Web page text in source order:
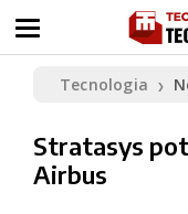
Tecnologia ❯
Stratasys
Airbus